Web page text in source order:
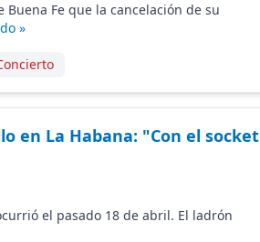
Fe que la cancelación de su
»
en La Habana: "Con el socket
el pasado 18 de abril. El ladrón